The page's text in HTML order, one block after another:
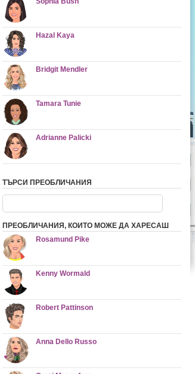
Hazal Kaya
Bridgit Mendler
Tamara Tunie
Adrianne Palicki
ТЪРСИ ПРЕОБЛИЧАНИЯ
ПРЕОБЛИЧАНИЯ, КОИТО МОЖЕ ДА ХАРЕСАШ
Rosamund Pike
Kenny Wormald
Robert Pattinson
Anna Dello Russo